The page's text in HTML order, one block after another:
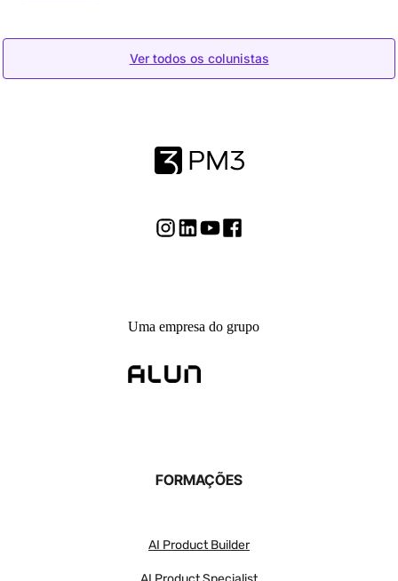
Ver todos os colunistas
Uma empresa do grupo
FORMAÇÕES
AI Product Builder